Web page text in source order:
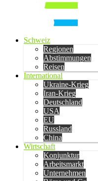
Schweiz
Regionen
Abstimmungen
Reisen
International
Ukraine-Krieg
Iran-Krieg
Deutschland
USA
EU
Russland
China
Wirtschaft
Konjunktur
Arbeitsmarkt
Unternehmen